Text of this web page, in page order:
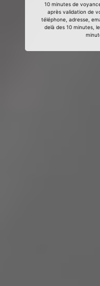
10 minutes de
après validation de
téléphone, adresse,
delà des 10 minutes,